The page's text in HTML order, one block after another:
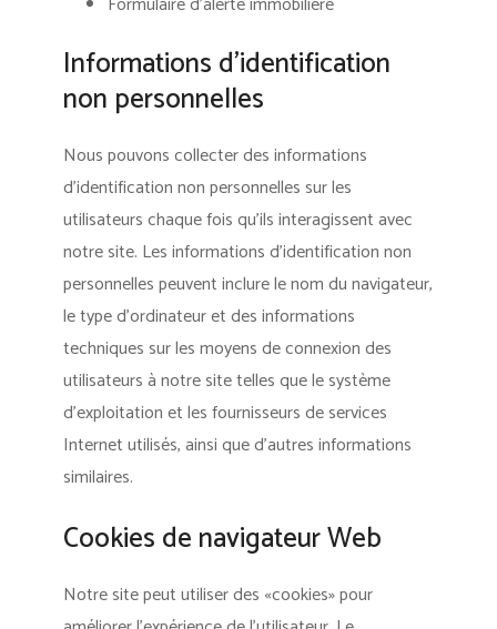
Informations d’identification
non personnelles
Nous pouvons collecter des informations
d’identification non personnelles sur les
utilisateurs chaque fois qu’ils interagissent avec
notre site. Les informations d’identification non
personnelles peuvent inclure le nom du navigateur,
le type d’ordinateur et des informations
techniques sur les moyens de connexion des
utilisateurs à notre site telles que le système
d’exploitation et les fournisseurs de services
Internet utilisés, ainsi que d’autres informations
similaires.
Cookies de navigateur Web
Notre site peut utiliser des «cookies» pour